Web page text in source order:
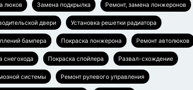
люков Замена подкрылка Ремонт, замена лонжеронов
двери Установка решетки радиатора
бампера Покраска лонжерона Ремонт автолюков
снегохода Покраска спойлера Развал-схождение
системы Ремонт рулевого управления